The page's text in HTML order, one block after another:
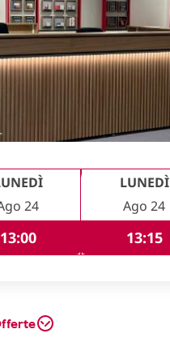
24
13:00
LUNEDÌ
Ago 24
13:15